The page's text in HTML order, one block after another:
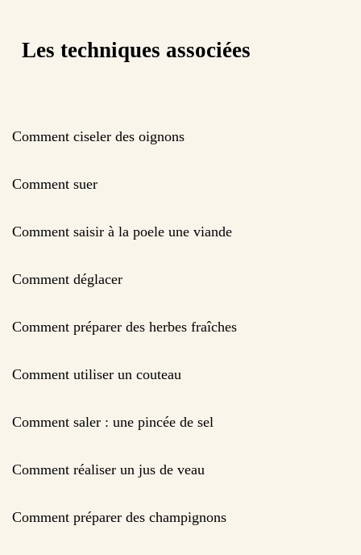
Les techniques associées
Comment ciseler des oignons
Comment suer
Comment saisir à la poele une viande
Comment déglacer
Comment préparer des herbes fraîches
Comment utiliser un couteau
Comment saler : une pincée de sel
Comment réaliser un jus de veau
Comment préparer des champignons